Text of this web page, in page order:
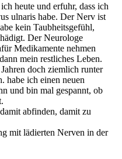
heute und erfuhr, dass ich
ulnaris habe. Der Nerv ist
kein Taubheitsgefühl,
Der Neurologe
Medikamente nehmen
mein restliches Leben.
doch ziemlich runter
habe ich einen neuen
und bin mal gespannt, ob
abfinden, damit zu
mit lädierten Nerven in der